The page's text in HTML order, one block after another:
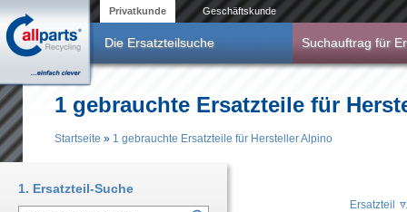
Privatkunde Geschäftskunde
Die Ersatzteilsuche Suchauftrag für
1 gebrauchte Ersatzteile für
Startseite » 1 gebrauchte Ersatzteile für Hersteller Alpino
Ersatzteil
1. Ersatzteil-Suche